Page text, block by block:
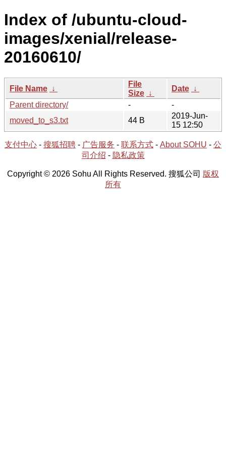
Index of /ubuntu-cloud-
images/xenial/release-
20160610/
File Name ↓
File
Size ↓
Date ↓
Parent directory/
-
-
moved_to_s3.txt
44 B
2019-Jun-
15 12:50
支付中心 - 搜狐招聘 - 广告服务 - 联系方式 - About SOHU - 公
司介绍 - 隐私政策
Copyright © 2026 Sohu All Rights Reserved. 搜狐公司 版权
所有